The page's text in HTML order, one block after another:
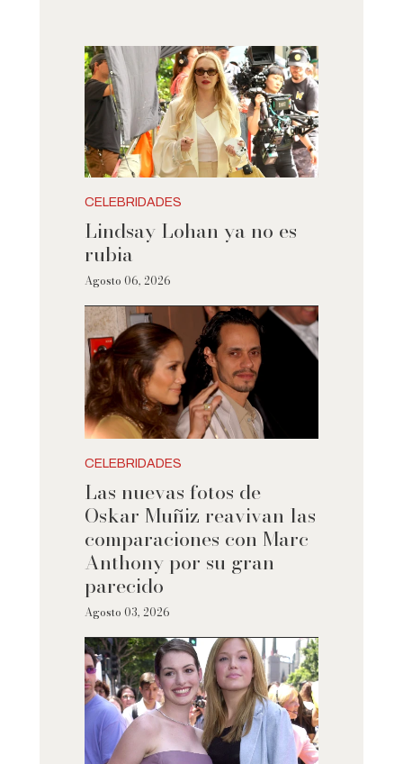
CELEBRIDADES
Lindsay Lohan ya no es
rubia
Agosto 06, 2026
CELEBRIDADES
Las nuevas fotos de
Oskar Muñiz reavivan las
comparaciones con Marc
Anthony por su gran
parecido
Agosto 03, 2026